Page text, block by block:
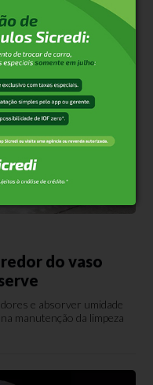
do vaso
e absorver umidade
manutenção da limpeza